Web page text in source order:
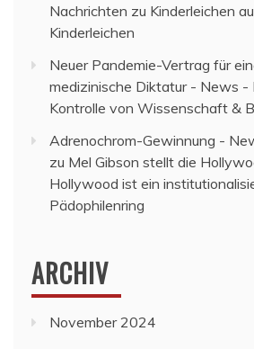
Nachrichten zu Kinderleichen
Kinderleichen
Neuer Pandemie-Vertrag für
medizinische Diktatur - News -
Kontrolle von Wissenschaft &
Adrenochrom-Gewinnung -
zu Mel Gibson stellt die
Hollywood ist ein
Pädophilenring
ARCHIV
November 2024